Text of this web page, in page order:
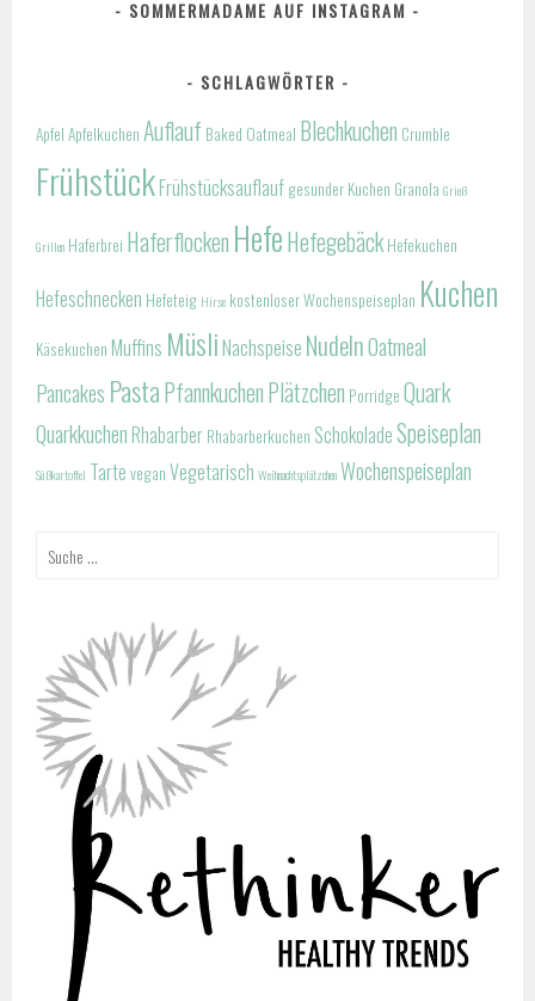
SOMMERMADAME AUF INSTAGRAM
SCHLAGWÖRTER
Apfel Apfelkuchen Auflauf Baked Oatmeal Blechkuchen Crumble
FrühstückFrühstücksauflauf gesunder Kuchen Granola Grieß
Grillen Haferbrei Haferflocken HefeHefegebäck Hefekuchen
Hefeschnecken Hefeteig Hirse kostenloser Wochenspeiseplan Kuchen
Käsekuchen Muffins Müsli Nachspeise NudelnOatmeal
Pancakes PastaPfannkuchenPlätzchen Porridge Quark
Quarkkuchen Rhabarber Rhabarberkuchen SchokoladeSpeiseplan
Süßkartoffel Tarte vegan Vegetarisch Weihnachtsplätzchen Wochenspeiseplan
Suche